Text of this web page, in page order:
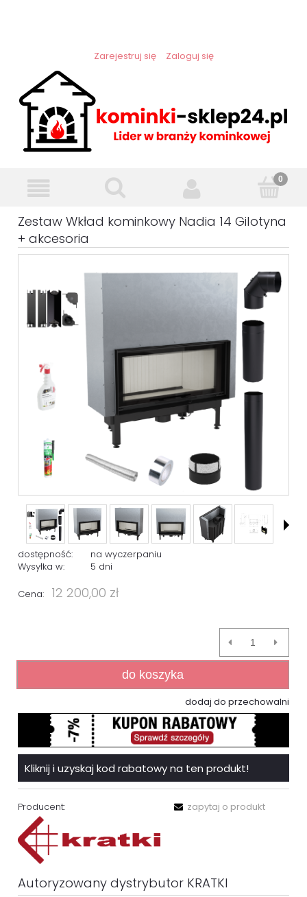
Zarejestruj się Zaloguj się
Zestaw Wkład kominkowy Nadia 14 Gilotyna
+ akcesoria
dostępność:
na wyczerpaniu
Wysyłka w:
5 dni
Cena: 12 200,00 zł
do koszyka
dodaj do przechowalni
Kliknij i uzyskaj kod rabatowy na ten produkt!
Producent: zapytaj o produkt
Autoryzowany dystrybutor KRATKI